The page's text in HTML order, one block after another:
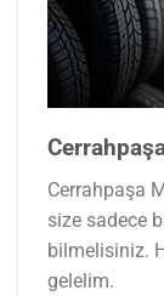
Cerrahpaşa
size sadece
bilmelisiniz.
gelelim.